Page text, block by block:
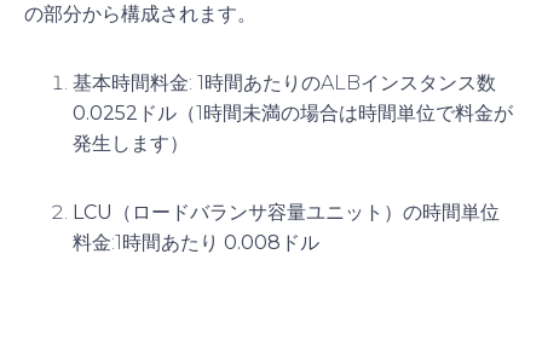
の部分から構成されます。
基本時間料金: 1時間あたりのALBインスタンス数
0.0252ドル （1時間未満の場合は時間単位で料金が
発生します）
LCU（ロードバランサ容量ユニット）の時間単位
料金:1時間あたり 0.008ドル